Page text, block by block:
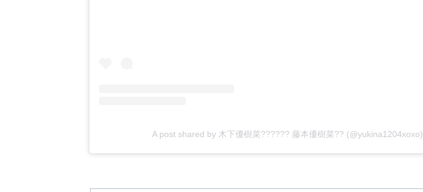
A post shared by 木下優樹菜?????? 藤本優樹菜?? (@yukina1204xoxo)